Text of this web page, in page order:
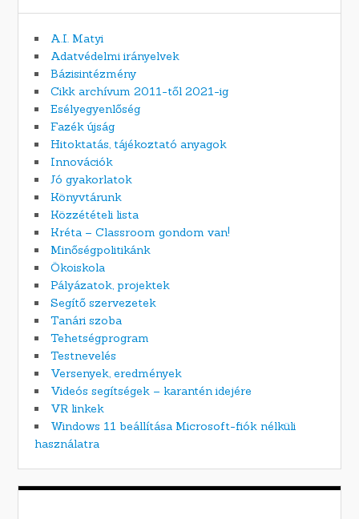
A.I. Matyi
Adatvédelmi irányelvek
Bázisintézmény
Cikk archívum 2011-től 2021-ig
Esélyegyenlőség
Fazék újság
Hitoktatás, tájékoztató anyagok
Innovációk
Jó gyakorlatok
Könyvtárunk
Közzétételi lista
Kréta – Classroom gondom van!
Minőségpolitikánk
Ökoiskola
Pályázatok, projektek
Segítő szervezetek
Tanári szoba
Tehetségprogram
Testnevelés
Versenyek, eredmények
Videós segítségek – karantén idejére
VR linkek
Windows 11 beállítása Microsoft-fiók nélküli
használatra